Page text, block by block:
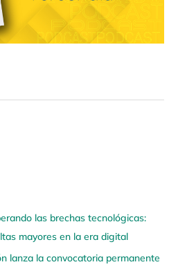
las brechas tecnológicas:
mayores en la era digital
lanza la convocatoria permanente